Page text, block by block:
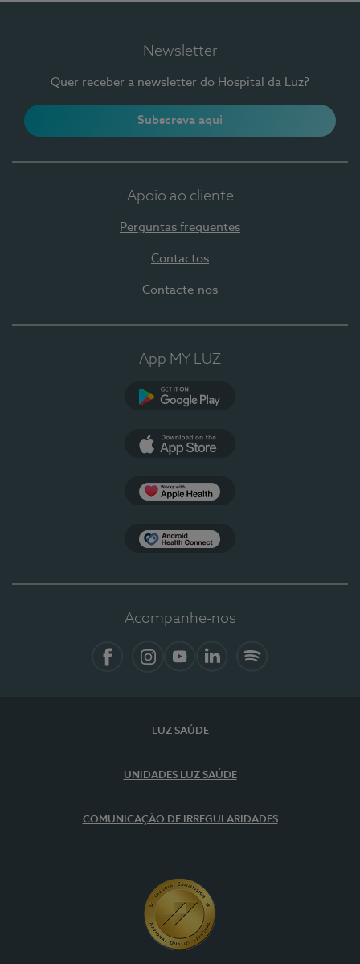
Newsletter
Quer receber a newsletter do Hospital da Luz?
Subscreva aqui
Apoio ao cliente
Perguntas frequentes
Contactos
Contacte-nos
App MY LUZ
Acompanhe-nos
LUZ SAÚDE
UNIDADES LUZ SAÚDE
COMUNICAÇÃO DE IRREGULARIDADES